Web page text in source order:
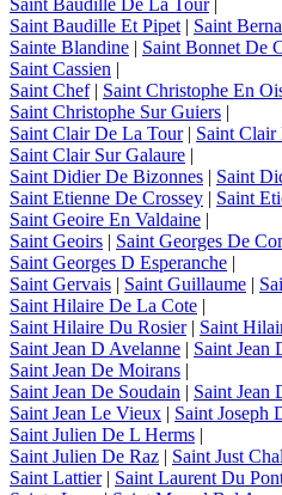
Saint Baudille Et Pipet | Saint
Sainte Blandine | Saint Bonnet De
Saint Cassien |
Saint Chef | Saint Christophe En
Saint Christophe Sur Guiers |
Saint Clair De La Tour | Saint Clair
Saint Clair Sur Galaure |
Saint Didier De Bizonnes | Saint
Saint Etienne De Crossey | Saint
Saint Geoire En Valdaine |
Saint Geoirs | Saint Georges De
Saint Georges D Esperanche |
Saint Gervais | Saint Guillaume |
Saint Hilaire De La Cote |
Saint Hilaire Du Rosier | Saint
Saint Jean D Avelanne | Saint Jean
Saint Jean De Moirans |
Saint Jean De Soudain | Saint Jean
Saint Jean Le Vieux | Saint Joseph
Saint Julien De L Herms |
Saint Julien De Raz | Saint Just
Saint Lattier | Saint Laurent Du